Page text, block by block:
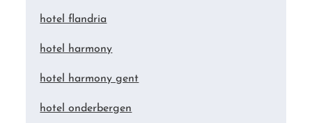
hotel flandria
hotel harmony
hotel harmony gent
hotel onderbergen